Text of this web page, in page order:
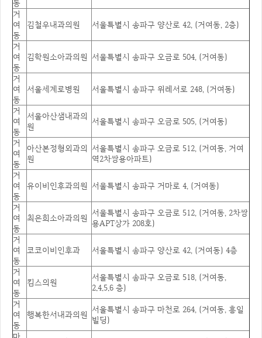
동
거
여
동
김철우내과의원 서울특별시 송파구 양산로 42, (거여동, 2층)
거
여
동
김학원소아과의원 서울특별시 송파구 오금로 504, (거여동)
거
여
동
서울세계로병원 서울특별시 송파구 위례서로 248, (거여동)
거
여
동
서울아산샘내과의
원
서울특별시 송파구 오금로 505, (거여동)
거
여
동
아산본정형외과의
원
서울특별시 송파구 오금로 512, (거여동, 거여
역2차쌍용아파트)
거
여
동
유이비인후과의원 서울특별시 송파구 거마로 4, (거여동)
거
여
동
최은희소아과의원 서울특별시 송파구 오금로 512, (거여동, 2차쌍
용APT상가 208호)
거
여
동
코코이비인후과 서울특별시 송파구 양산로 42, (거여동) 4층
거
여
동
킴스의원
서울특별시 송파구 오금로 518, (거여동,
2.4.5.6 층)
거
여
동
행복한서내과의원 서울특별시 송파구 마천로 264, (거여동, 흥일
빌딩)